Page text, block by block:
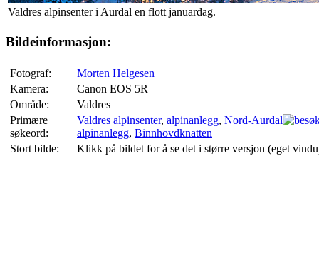
Valdres alpinsenter i Aurdal en flott januardag.
Bildeinformasjon:
Fotograf:
Morten Helgesen
Kamera:
Canon EOS 5R
Område:
Valdres
Primære
søkeord:
Valdres alpinsenter, alpinanlegg, Nord-Aurdal
alpinanlegg, Binnhovdknatten
Stort bilde:
Klikk på bildet for å se det i større versjon (eget